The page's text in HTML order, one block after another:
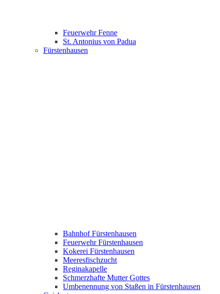
Feuerwehr Fenne
St. Antonius von Padua
Fürstenhausen
Bahnhof Fürstenhausen
Feuerwehr Fürstenhausen
Kokerei Fürstenhausen
Meeresfischzucht
Reginakapelle
Schmerzhafte Mutter Gottes
Umbenennung von Staßen in Fürstenhausen